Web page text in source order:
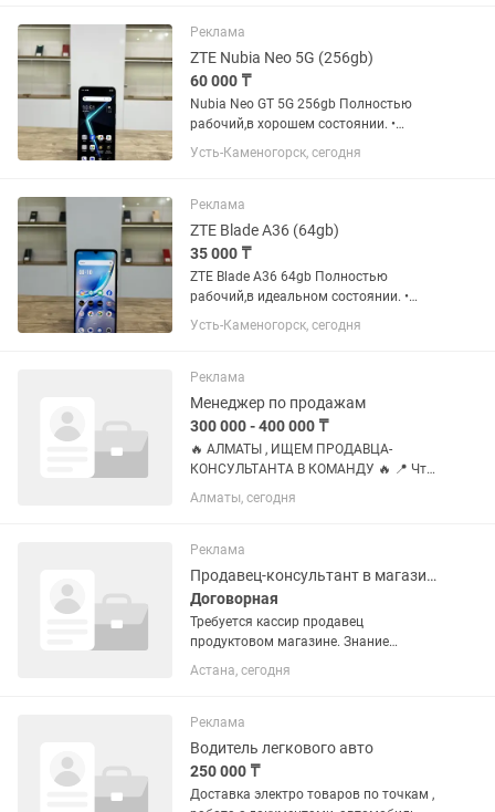
проверен, без...
Реклама
ZTE Nubia Neo 5G (256gb)
60 000 ₸
Nubia Neo GT 5G 256gb Полностью
рабочий,в хорошем состоянии. •
Память 256 ГБ • Оперативная память
8 ГБ • Емкость аккумулятора 4500 mah
технических...
Усть-Каменогорск, сегодня
Реклама
ZTE Blade A36 (64gb)
35 000 ₸
ZTE Blade A36 64gb Полностью
рабочий,в идеальном состоянии. •
Память 64 ГБ • Оперативная память 4
ГБ • Аккумулятор 5000 mAh • Камера
Телефон проверен, без...
Усть-Каменогорск, сегодня
Реклама
Менеджер по продажам
300 000 - 400 000 ₸
🔥 АЛМАТЫ , ИЩЕМ ПРОДАВЦА-
КОНСУЛЬТАНТА В КОМАНДУ 🔥 📍 Что
нужно делать: • Консультировать
клиентов и продавать (это основа) •
«лицом» магазина) • Поддерживать
порядок...
Алматы, сегодня
Реклама
Продавец-консультант в магазине
Договорная
Требуется кассир продавец
продуктовом магазине. Знание
программы Умаг, выставление товара
на витрину. Приятная, добрая,
шустрая девушка требуется . График
5/1 с 8:00...
Астана, сегодня
Реклама
Водитель легкового авто
250 000 ₸
Доставка электро товаров по точкам ,